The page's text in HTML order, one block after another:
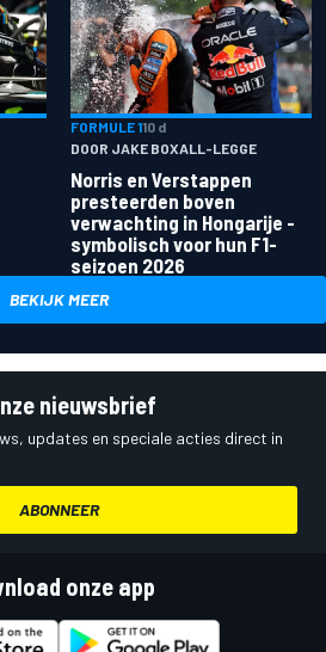
FORMULE 110 d
DOOR JAKE BOXALL-LEGGE
Norris en Verstappen
presteerden boven
verwachting in Hongarije -
symbolisch voor hun F1-
seizoen 2026
BEKIJK MEER
nieuwsbrief
updates en speciale acties direct in
ABONNEER
onze app